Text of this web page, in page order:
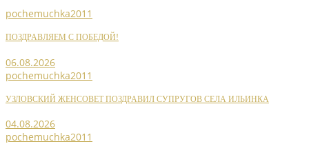
pochemuchka2011
ПОЗДРАВЛЯЕМ С ПОБЕДОЙ!
06.08.2026
pochemuchka2011
УЗЛОВСКИЙ ЖЕНСОВЕТ ПОЗДРАВИЛ СУПРУГОВ СЕЛА ИЛЬИНКА
04.08.2026
pochemuchka2011